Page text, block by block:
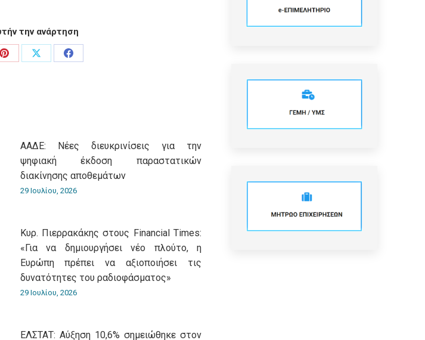
την ανάρτηση
Share
Share
Share
ΑΑΔΕ: Νέες διευκρινίσεις για την
ψηφιακή έκδοση παραστατικών
διακίνησης αποθεμάτων
29 Ιουλίου, 2026
Κυρ. Πιερρακάκης στους Financial Times:
«Για να δημιουργήσει νέο πλούτο, η
Ευρώπη πρέπει να αξιοποιήσει τις
δυνατότητες του ραδιοφάσματος»
29 Ιουλίου, 2026
ΕΛΣΤΑΤ: Αύξηση 10,6% σημειώθηκε στον